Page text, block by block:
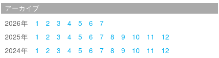
アーカイブ
2026 1 2 3 4 5 6
7
2025
1 2 3 4 5 6 7 8 9 10 11
12
2024
1 2 3 4 5 6 7 8 9 10 11
12